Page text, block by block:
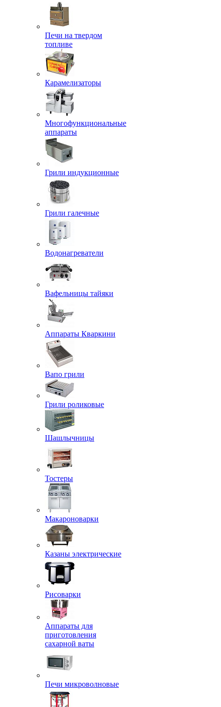
Печи на твердом
топливе
Карамелизаторы
Многофункциональные
аппараты
Грили индукционные
Грили галечные
Водонагреватели
Вафельницы тайяки
Аппараты Кваркини
Вапо грили
Грили роликовые
Шашлычницы
Тостеры
Макароноварки
Казаны электрические
Рисоварки
Аппараты для
приготовления
сахарной ваты
Печи микроволновые